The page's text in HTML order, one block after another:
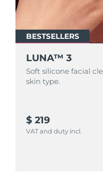
BESTSELLERS
LUNA™ 3
Soft silicone facial
skin type.
$ 219
VAT and duty incl.